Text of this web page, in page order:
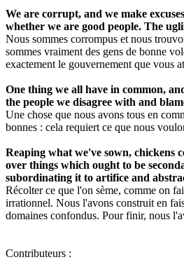
We are corrupt, and we make
whether we are good people. The
Nous sommes corrompus et nous
sommes vraiment des gens de bonne
exactement le gouvernement que vous
One thing we all have in common,
the people we disagree with and
Une chose que nous avons tous en
bonnes : cela requiert ce que nous
Reaping what we've sown, chickens
over things which ought to be
subordinating it to artifice and
Récolter ce que l'on sème, comme on
irrationnel. Nous l'avons construit en
domaines confondus. Pour finir, nous
Contributeurs :